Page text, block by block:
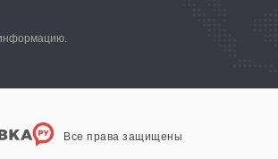
Все права защищены